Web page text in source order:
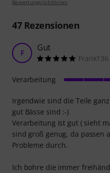
Bewertungsrichtlinien
47Rezensionen
F Gut
Irgendwie sind die Teile
gut Bässe sind :-)
Verarbeitung ist gut ( sieht
sind groß genug, da passen
Probleme durch.
Ich bohre die immer
Verarbeitung